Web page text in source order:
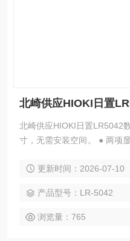
北崎供应HIOKI日置
北崎供应HIOKI日置LR5042
寸，无需安装空间。 ● 两项
时更换电池（即使取出电池
记录模式，记录变化不遗漏
也不会丢失。
更新时间：2026-07-10
产品型号：LR-5042
浏览量：765